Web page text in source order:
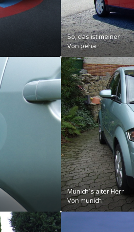
So, das ist meiner
Vonpeha
Munich´s alter Herr
Vonmunich